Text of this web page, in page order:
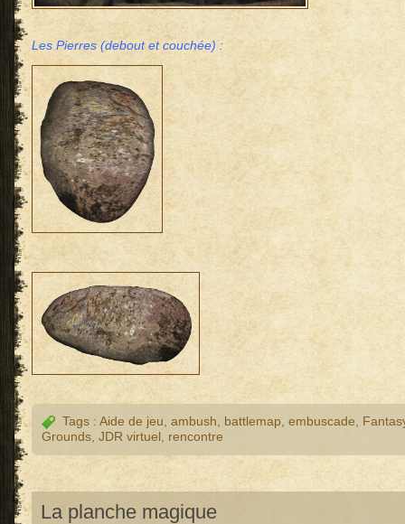
Les Pierres (debout et couchée) :
Tags : Aide de jeu ambush battlemap embuscade
Grounds JDR virtuel rencontre
La planche magique